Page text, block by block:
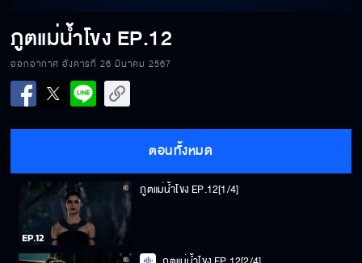
ภูตแม่น้ำโขง EP.12
ออกอากาศ อังคารที่ 26 มีนาคม 2567
ตอนทั้งหมด
ภูตแม่น้ำโขง EP.12[1/4]